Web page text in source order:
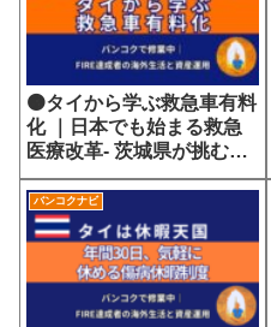
🟠タイから学ぶ救急車有料
化 ｜日本でも始まる救急
医療改革- 茨城県が挑む
7700円の選定療養費が示
す医療サービスの未来
バンコクナビ